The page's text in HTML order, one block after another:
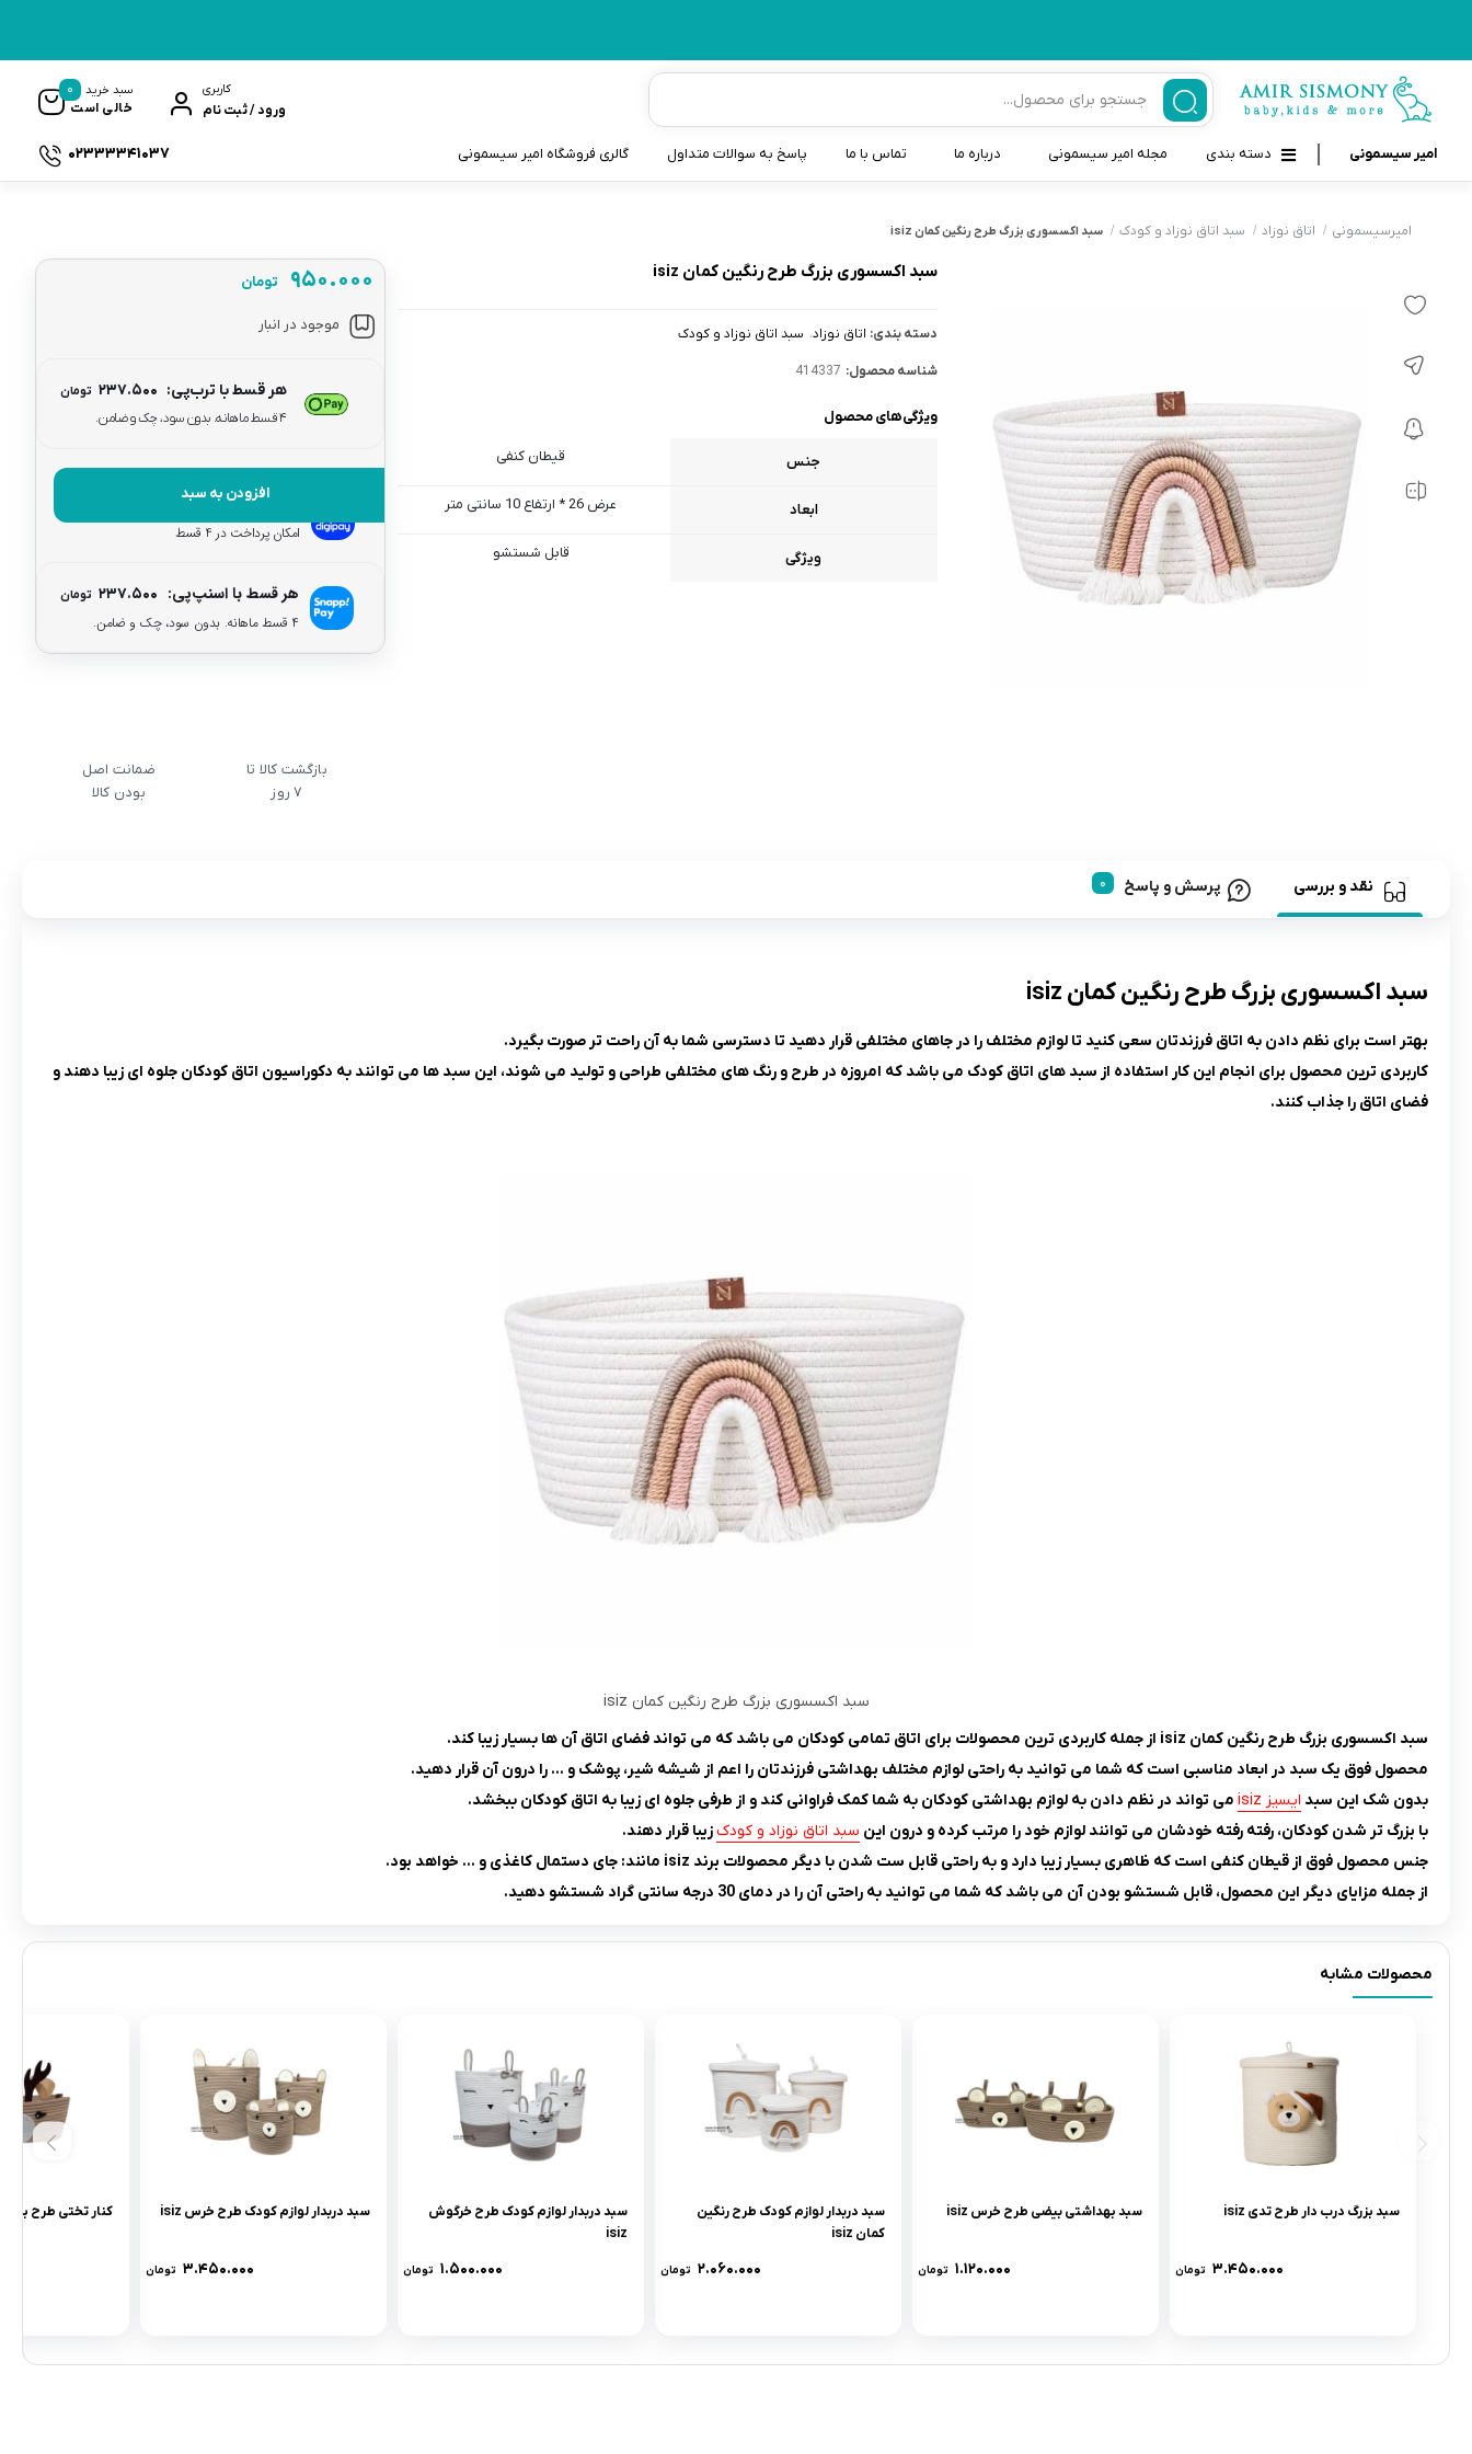
کاربری
ورود / ثبت نام
سبد خرید
خالی است
0
امیر سیسمونی دسته بندی
قاب و بندپستانک
پواربینی
مسواک و خمیر دندان کودک
تب سنج نوزاد و کودک
رابط و پد سینه
دستگاه بخور سرد کودک
لوازم حمام نوزاد
لوازم اتاق نوزاد و کودک
اسباب بازی دخترانه و پسرانه
مجله امیر سیسمونی درباره ما تماس با ما پاسخ به سوالات متداول گالری فروشگاه امیر سیسمونی 02333341037
امیرسیسمونی اتاق نوزاد سبد اتاق نوزاد و کودک سبد اکسسوری بزرگ طرح رنگین کمان isiz
سبد اکسسوری بزرگ طرح رنگین کمان isiz
دسته بندی: اتاق نوزاد سبد اتاق نوزاد و کودک
شناسه محصول: 414337
ویژگی‌های محصول
جنس قیطان کنفی
ابعاد عرض 26 * ارتفاع 10 سانتی متر
ویژگی قابل شستشو
۹۵۰.۰۰۰ تومان
موجود در انبار
هر قسط با ترب‌پی: ۲۳۷.۵۰۰ تومان
۴ قسط ماهانه. بدون سود، چک و ضامن.
افزودن به سبد
هر قسط با دیجی‌پی:
امکان پرداخت در 4 قسط
هر قسط با اسنپ‌پی: ۲۳۷.۵۰۰ تومان
۴ قسط ماهانه. بدون سود، چک و ضامن.
بازگشت کالا تا
7 روز
ضمانت اصل
بودن کالا
نقد و بررسی پرسش و پاسخ
سبد اکسسوری بزرگ طرح رنگین کمان isiz
بهتر است برای نظم دادن به اتاق فرزندتان سعی کنید تا لوازم مختلف را در جاهای مختلفی قرار دهید تا دسترسی شما به آن راحت تر صورت بگیرد.
کاربردی ترین محصول برای انجام این کار استفاده از سبد های اتاق کودک می باشد که امروزه در طرح و رنگ های مختلفی طراحی و تولید می شوند، این سبد ها می توانند به دکوراسیون اتاق کودکان جلوه ای زیبا دهند و
فضای اتاق را جذاب کنند.
سبد اکسسوری بزرگ طرح رنگین کمان isiz
سبد اکسسوری بزرگ طرح رنگین کمان isiz از جمله کاربردی ترین محصولات برای اتاق تمامی کودکان می باشد که می تواند فضای اتاق آن ها بسیار زیبا کند.
محصول فوق یک سبد در ابعاد مناسبی است که شما می توانید به راحتی لوازم مختلف بهداشتی فرزندتان را اعم از شیشه شیر، پوشک و … را درون آن قرار دهید.
بدون شک این سبد ایسیز isiz
می تواند در نظم دادن به لوازم بهداشتی کودکان به شما کمک فراوانی کند و از طرفی جلوه ای زیبا به اتاق کودکان ببخشد.
با بزرگ تر شدن کودکان، رفته رفته خودشان می توانند لوازم خود را مرتب کرده و درون این سبد اتاق نوزاد و کودکزیبا قرار دهند.
جنس محصول فوق از قیطان کنفی است که ظاهری بسیار زیبا دارد و به راحتی قابل ست شدن با دیگر محصولات برند isiz مانند: جای دستمال کاغذی و … خواهد بود.
از جمله مزایای دیگر این محصول، قابل شستشو بودن آن می باشد که شما می توانید به راحتی آن را در دمای 30 درجه سانتی گراد شستشو دهید.
محصولات مشابه
سبد بزرگ درب دار طرح تدی isiz
۳.۴۵۰.۰۰۰ تومان
سبد بهداشتی بیضی طرح خرس isiz
۱.۱۲۰.۰۰۰ تومان
سبد دربدار لوازم کودک طرح رنگین
کمان isiz
۲.۰۶۰.۰۰۰ تومان
سبد دربدار لوازم کودک طرح خرگوش
isiz
۱.۵۰۰.۰۰۰ تومان
سبد دربدار لوازم کودک طرح خرس isiz
۳.۴۵۰.۰۰۰ تومان
کنار تختی طرح